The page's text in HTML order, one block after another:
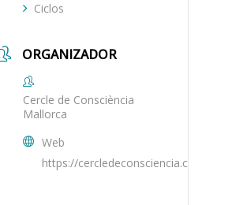
Ciclos
ORGANIZADOR
Cercle de Consciència
Mallorca
Web
https://cercledeconsciencia.com/